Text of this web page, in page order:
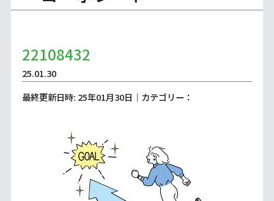
22108432
25.01.30
最終更新日時: 25年01月30日｜カテゴリー：